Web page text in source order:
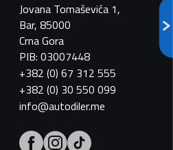
Jovana Tomaševića 1,
Bar, 85000
Crna Gora
PIB: 03007448
+382 (0) 67 312 555
+382 (0) 30 550 099
info@autodiler.me